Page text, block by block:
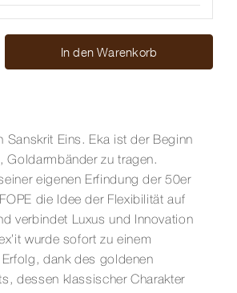
In den Warenkorb
Sanskrit Eins. Eka ist der Beginn
Goldarmbänder zu tragen.
eigenen Erfindung der 50er
die Idee der Flexibilität auf
verbindet Luxus und Innovation
wurde sofort zu einem
Erfolg, dank des goldenen
dessen klassischer Charakter